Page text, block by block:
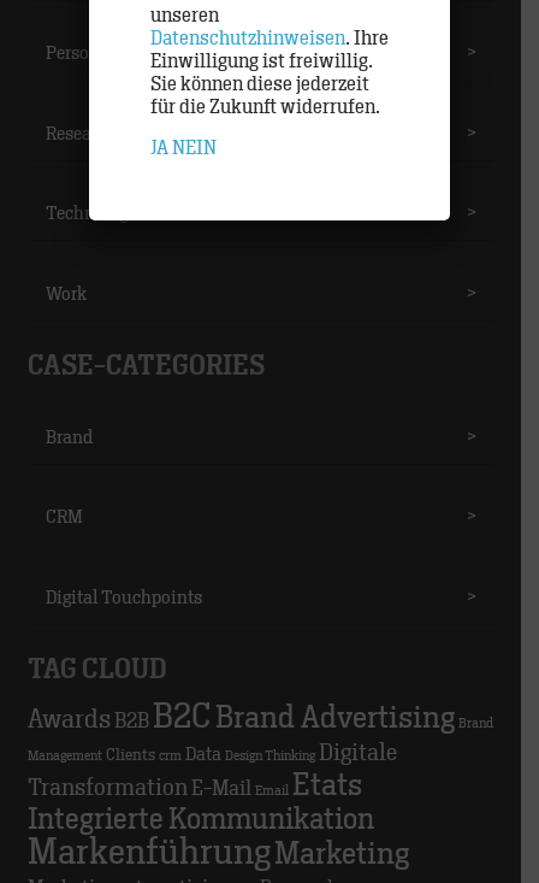
Personal >
Research >
Technologie >
Work >
CASE-CATEGORIES
Brand >
CRM >
Digital Touchpoints >
TAG CLOUD
Awards B2B B2C Brand Advertising Brand
Management Clients crm Data Design Thinking Digitale
Transformation E-Mail Email Etats
Integrierte Kommunikation
MarkenführungMarketing
unseren
Datenschutzhinweisen. Ihre
Einwilligung ist freiwillig.
Sie können diese jederzeit
für die Zukunft widerrufen.
JA NEIN